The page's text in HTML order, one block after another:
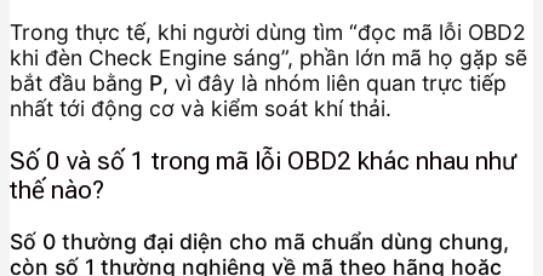
Trong thực tế, khi người dùng tìm “đọc mã lỗi OBD2
khi đèn Check Engine sáng”, phần lớn mã họ gặp sẽ
bắt đầu bằng P, vì đây là nhóm liên quan trực tiếp
nhất tới động cơ và kiểm soát khí thải.
Số 0 và số 1 trong mã lỗi OBD2 khác nhau như
thế nào?
Số 0 thường đại diện cho mã chuẩn dùng chung,
còn số 1 thường nghiêng về mã theo hãng hoặc